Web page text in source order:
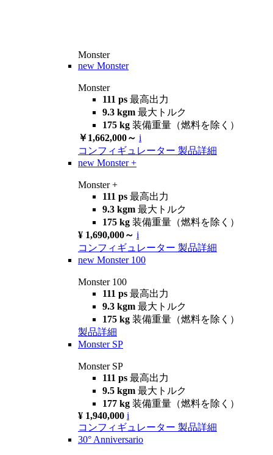
Monster
new Monster
Monster
111 ps 最高出力
9.3 kgm 最大トルク
175 kg 装備重量（燃料を除く）
￥1,662,000～ i
コンフィギュレーター 製品詳細
new Monster +
Monster +
111 ps 最高出力
9.3 kgm 最大トルク
175 kg 装備重量（燃料を除く）
¥ 1,690,000～ i
コンフィギュレーター 製品詳細
new Monster 100
Monster 100
111 ps 最高出力
9.3 kgm 最大トルク
175 kg 装備重量（燃料を除く）
製品詳細
Monster SP
Monster SP
111 ps 最高出力
9.5 kgm 最大トルク
177 kg 装備重量（燃料を除く）
¥ 1,940,000 i
コンフィギュレーター 製品詳細
30° Anniversario